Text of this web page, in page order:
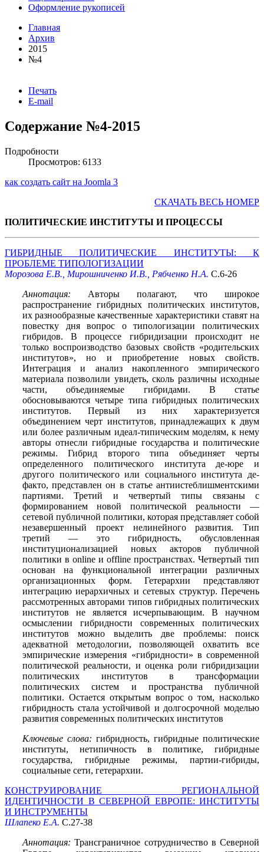
Оформление рукописей
Главная
Архив
2015
№4
Печать
E-mail
Содержание №4-2015
Подробности
Просмотров: 6133
как создать сайт на Joomla 3
СКАЧАТЬ ВЕСЬ НОМЕР
ПОЛИТИЧЕСКИЕ ИНСТИТУТЫ И ПРОЦЕССЫ
ГИБРИДНЫЕ ПОЛИТИЧЕСКИЕ ИНСТИТУТЫ: К
ПРОБЛЕМЕ ТИПОЛОГИЗАЦИИ
Морозова Е.В., Мирошниченко И.В., Рябченко Н.А. С.6-26
Аннотация: Авторы полагают, что широкое
распространение гибридных политических институтов,
их разнообразные качественные характеристики ставят на
повестку дня вопрос о типологизации политических
гибридов. В процессе гибридизации происходит не
только воспроизводство базовых свойств «родительских
институтов», но и приобретение новых свойств.
Интеграция и анализ накопленного эмпирического
материала позволили увидеть, сколь различны исходные
части, объединяемые гибридами. В статье
обосновываются четыре типа гибридных политических
институтов. Первый из них характеризуется
объединением черт институтов, принадлежащих к двум
или более различным идеал-типическим моделям, к нему
авторы отнесли гибридные государства и политические
режимы. Гибрид второго типа объединяет черты
определенного политического института де-юре и
другого политического или социального института де-
факто, представлен он в статье антиистеблишментскими
партиями. Третий и четвертый типы связаны с
формированием новой политической реальности —
сетевой публичной политики, которая представляет собой
незавершенный проект нелинейного развития. Тип
третий — это гибридность, обусловленная
институционализацией новых акторов публичной
политики в online и offline пространствах. Четвертый тип
основан на функциональной интеграции различных
организационных форм. Гетерархии представляют
интеграцию иерархичных и сетевых структур. Перечень
рассмотренных авторами типов гибридных политических
институтов не является исчерпывающим. В научном
осмыслении гибридности современных политических
институтов можно выделить две проблемы: поиск
адекватной методологии, позволяющей охватить все
эмпирические измерения «гибридности» в современной
политической реальности, и оценка роли гибридизации
политических институтов в трансформации
политических систем и пространства публичной
политики. Остается открытым вопрос о том, насколько
гибридность стала устойчивой и долгосрочной моделью
развития современных политических институтов
Ключевые слова: гибридность, гибридные политические
институты, нетипичность в политике, гибридные
государства, гибридные режимы, партии-гибриды,
социальные сети, гетерархии.
КОНСТРУИРОВАНИЕ РЕГИОНАЛЬНОЙ
ИДЕНТИЧНОСТИ В СЕВЕРНОЙ ЕВРОПЕ: ИНСТИТУТЫ
И ИНСТРУМЕНТЫ
Шлапеко Е.А. С.27-38
Аннотация:Трансграничное сотрудничество в Северной